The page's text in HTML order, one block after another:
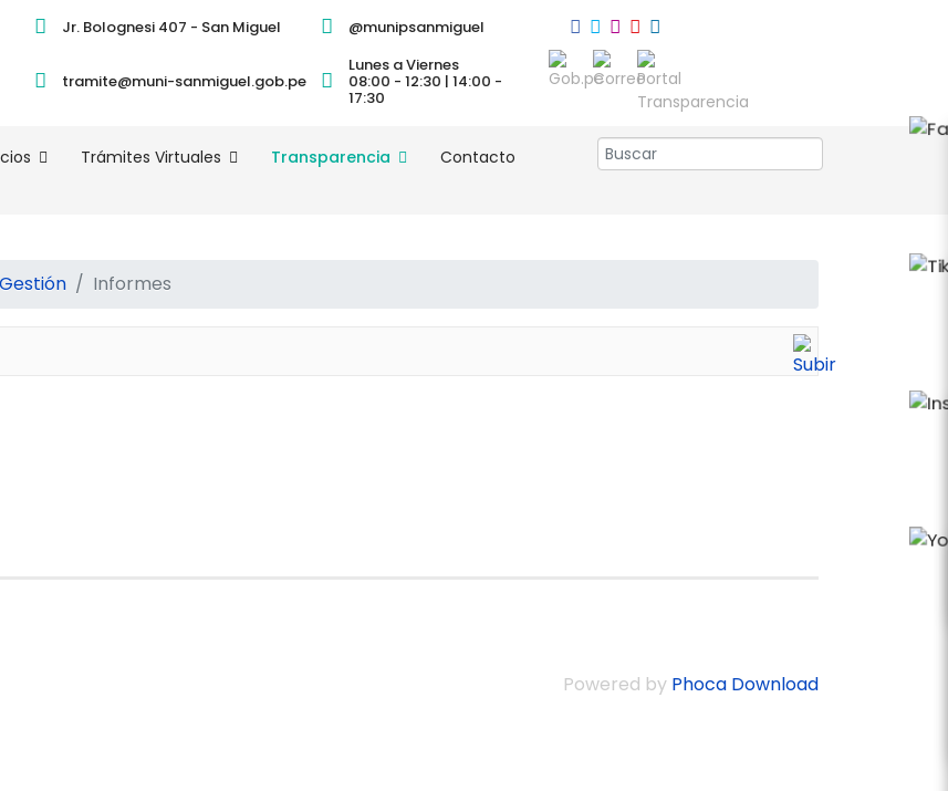
Jr. Bolognesi 407 - San Miguel @munipsanmiguel
tramite@muni-sanmiguel.gob.pe
Lunes a Viernes
08:00 - 12:30 | 14:00 -
17:30
Trámites Virtuales Transparencia Contacto
Informes
Powered by Phoca Download